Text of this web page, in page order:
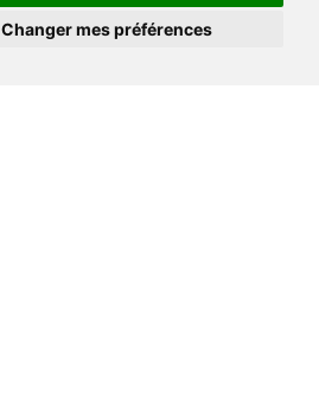
Changer mes préférences